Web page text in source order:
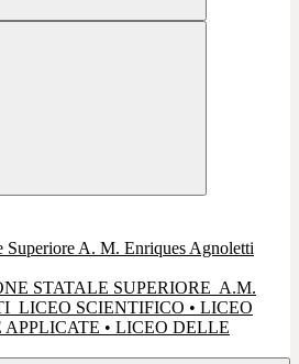
STATALE SUPERIORE A.M.
LICEO SCIENTIFICO • LICEO
• LICEO DELLE